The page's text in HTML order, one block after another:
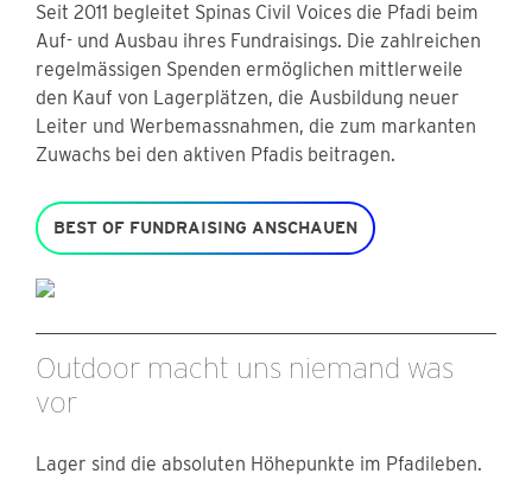
Seit 2011 begleitet Spinas Civil Voices die Pfadi beim
Auf- und Ausbau ihres Fundraisings. Die zahlreichen
regelmässigen Spenden ermöglichen mittlerweile
den Kauf von Lagerplätzen, die Ausbildung neuer
Leiter und Werbemassnahmen, die zum markanten
Zuwachs bei den aktiven Pfadis beitragen.
BEST OF FUNDRAISING ANSCHAUEN
Outdoor macht uns niemand was
vor
Lager sind die absoluten Höhepunkte im Pfadileben.